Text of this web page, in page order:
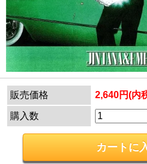
販売価格 2,640円(内
購入数